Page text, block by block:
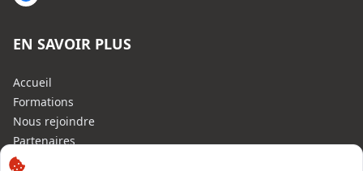
EN SAVOIR PLUS
Accueil
Formations
Nous rejoindre
Partenaires
Autres missions